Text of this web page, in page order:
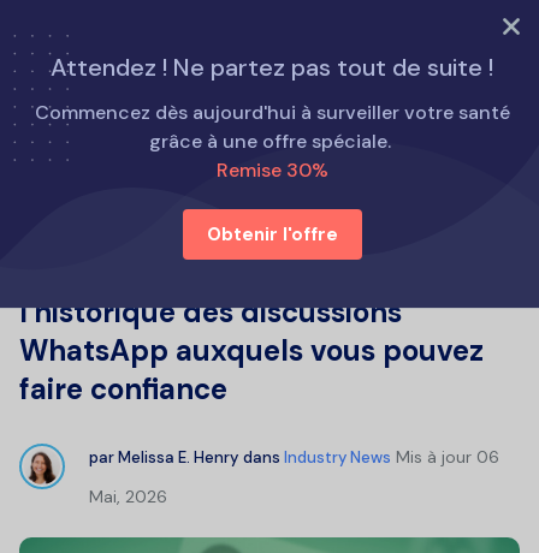
ESSAYEZ MAINTENANT
Attendez ! Ne partez pas tout de suite !
Commencez dès aujourd'hui à surveiller votre santé
grâce à une offre spéciale.
Remise 30%
Obtenir l'offre
Accueil
Actualités du secteur
Les meilleurs outils de suivi de l'historique des
discussions WhatsApp auxquels vous pouvez faire
l'historique des discussions
WhatsApp auxquels vous pouvez
faire confiance
parMelissa E. Henry dans Industry News Mis à jour 06
Mai, 2026